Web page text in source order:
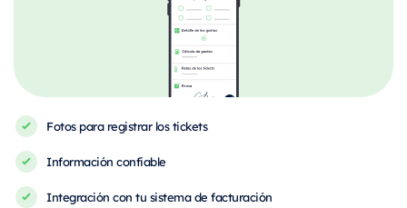
Fotos para registrar los tickets
Información confiable
Integración con tu sistema de facturación